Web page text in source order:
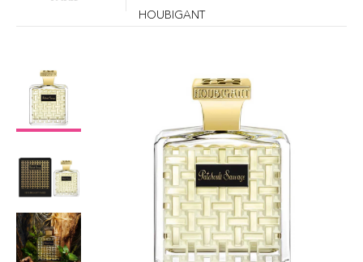
HOUBIGANT